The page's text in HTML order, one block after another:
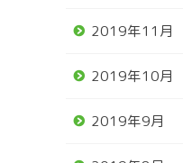
2019年11月
2019年10月
2019年9月